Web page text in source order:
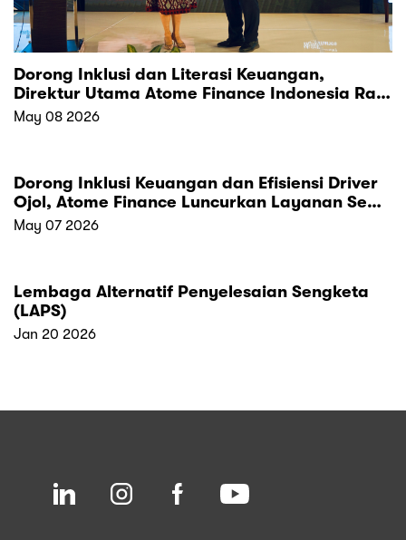
Dorong Inklusi dan Literasi Keuangan,
Direktur Utama Atome Finance Indonesia Raih
Penghargaan “Indonesia Top Leader in
Multifinance 2026”
May 08 2026
Dorong Inklusi Keuangan dan Efisiensi Driver
Ojol, Atome Finance Luncurkan Layanan Sewa
Pembiayaan Motor Listrik yang Lebih
Terjangkau
May 07 2026
Lembaga Alternatif Penyelesaian Sengketa
(LAPS)
Jan 20 2026